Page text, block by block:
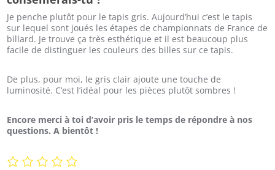
Je penche plutôt pour le tapis gris. Aujourd’hui c’est le tapis
sur lequel sont joués les étapes de championnats de France de
billard. Je trouve ça très esthétique et il est beaucoup plus
facile de distinguer les couleurs des billes sur ce tapis.
De plus, pour moi, le gris clair ajoute une touche de
luminosité. C’est l’idéal pour les pièces plutôt sombres !
Encore merci à toi d’avoir pris le temps de répondre à nos
questions. A bientôt !